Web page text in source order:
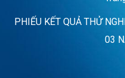
PHIẾU KẾT QUẢ THỬ
03